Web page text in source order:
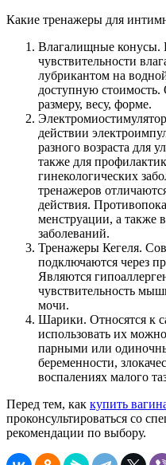
Какие тренажеры для
Влагалищные конусы.
чувствительности
лубрикантом на
доступную
размеру, весу, форме.
действии
разного возраста для
также для
гинекологических
тренажеров
действия.
менструации, а также
заболеваний.
Тренажеры Кегеля.
подключаются через
Являются
чувствительность
мочи.
Шарики. Относятся к
использовать их
парными или
беременности,
воспалениях малого
Перед тем, как купить
проконсультироваться со
рекомендации по выбору.